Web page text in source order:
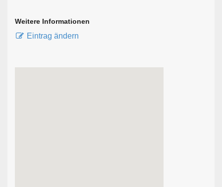
Weitere Informationen
Eintrag ändern